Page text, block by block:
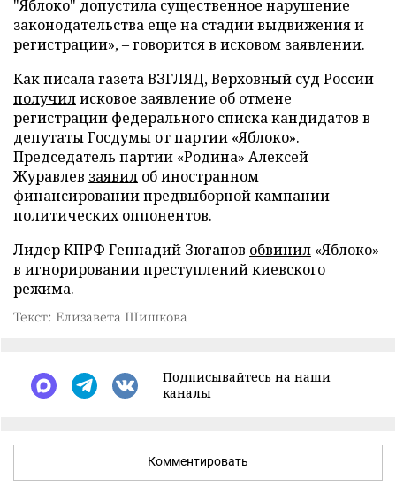
"Яблоко" допустила существенное нарушение
законодательства еще на стадии выдвижения и
регистрации», – говорится в исковом заявлении.
Как писала газета ВЗГЛЯД, Верховный суд России
получилисковое заявление об отмене
регистрации федерального списка кандидатов в
депутаты Госдумы от партии «Яблоко».
Председатель партии «Родина» Алексей
Журавлев заявил об иностранном
финансировании предвыборной кампании
политических оппонентов.
Лидер КПРФ Геннадий Зюганов обвинил «Яблоко»
в игнорировании преступлений киевского
режима.
Текст: Елизавета Шишкова
Подписывайтесь на наши
каналы
Комментировать